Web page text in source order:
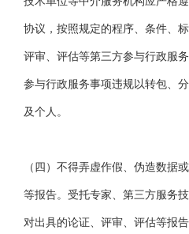
协议，按照规定的程序、条件、
评审、评估等第三方参与行政服
参与行政服务事项违规以转包、
及个人。
（四）不得弄虚作假、伪造数据
等报告。受托专家、第三方服务
对出具的论证、评审、评估等报